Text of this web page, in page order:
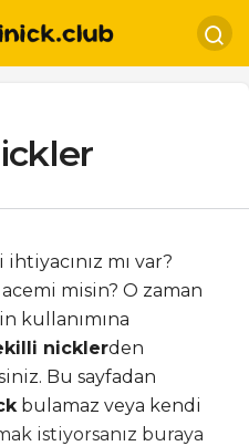
mı var?
misin? O zaman
kullanımına
nicklerden
Bu sayfadan
bulamaz veya kendi
istiyorsanız buraya